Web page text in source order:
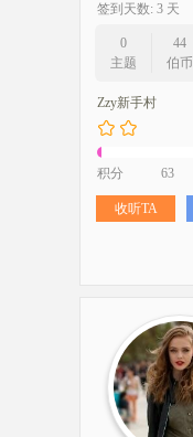
签到天数: 3 天
0
主题
44
伯币
Zzy新手村
积分 63
收听TA